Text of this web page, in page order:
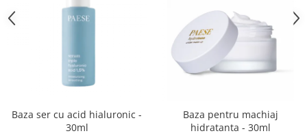
Baza ser cu acid hialuronic -
30ml
Baza pentru machiaj
hidratanta - 30ml